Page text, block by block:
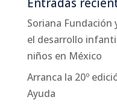
Soriana Fundación
el desarrollo
niños en México
Arranca la 20º
Ayuda